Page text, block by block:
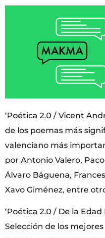
‘Poética 2.0 / Vicent
de los poemas más
valenciano más
por Antonio Valero,
Álvaro Báguena,
Xavo Giménez, entre
‘Poética 2.0 / De la Edad
Selección de los